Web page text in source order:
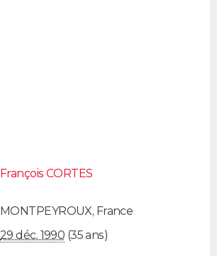
François CORTES
MONTPEYROUX, France
29 déc. 1990 (35 ans)